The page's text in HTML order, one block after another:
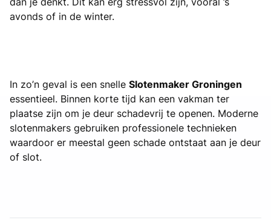
avonds of in de winter.
In zo’n geval is een snelle Slotenmaker Groningen
essentieel. Binnen korte tijd kan een vakman ter
plaatse zijn om je deur schadevrij te openen. Moderne
slotenmakers gebruiken professionele technieken
waardoor er meestal geen schade ontstaat aan je deur
of slot.